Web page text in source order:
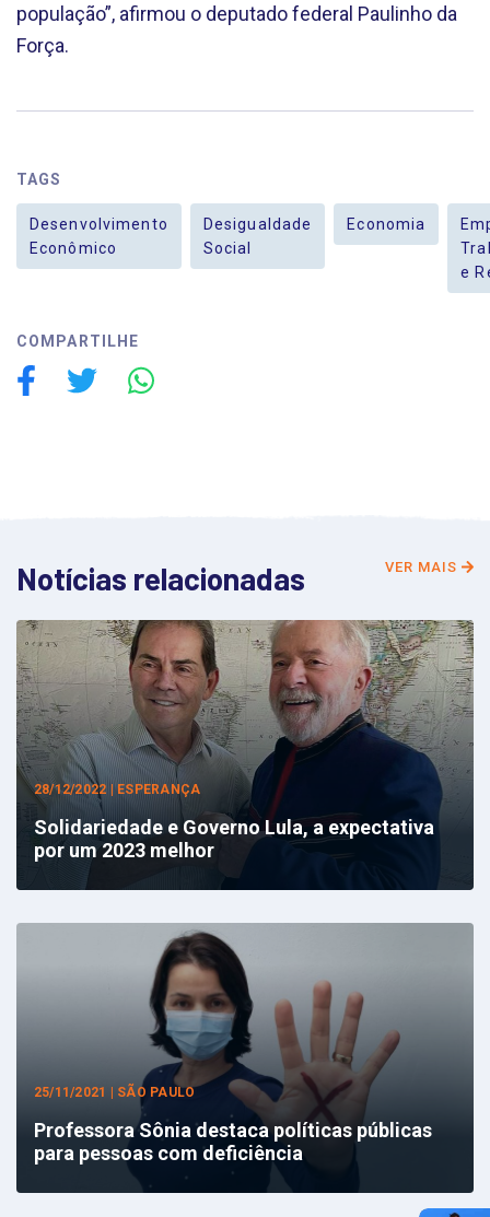
população”, afirmou o deputado federal Paulinho da
Força.
TAGS
Desenvolvimento
Econômico
Desigualdade
Social
Economia
e
COMPARTILHE
Notícias relacionadas VER MAIS
28/12/2022 | ESPERANÇA
Solidariedade e Governo Lula, a expectativa
por um 2023 melhor
25/11/2021 | SÃO PAULO
Professora Sônia destaca políticas públicas
para pessoas com deficiência